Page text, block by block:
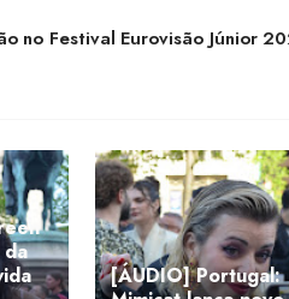
no Festival Eurovisão Júnior
da
[ÁUDIO] Portugal: